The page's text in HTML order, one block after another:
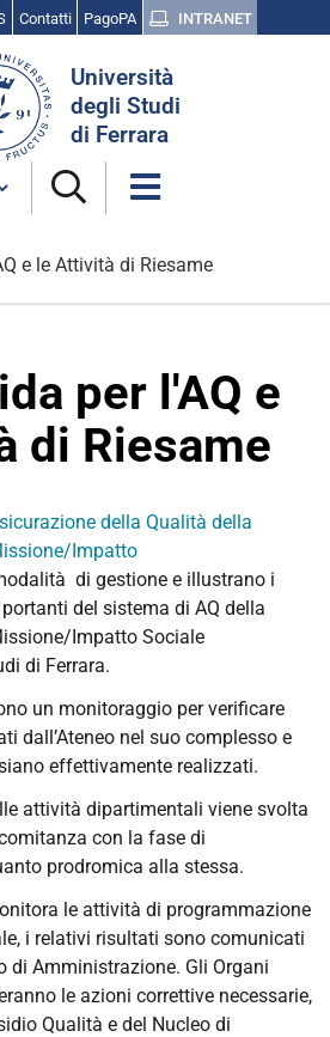
Contatti PagoPA INTRANET
Università
degli Studi
di Ferrara
lingua
della Terza Missione
e le Attività di Riesame
per l'AQ e
di Riesame
della Qualità della
Impatto
di gestione e illustrano i
del sistema di AQ della
Impatto Sociale
di Ferrara.
un monitoraggio per verificare
dall’Ateneo nel suo complesso e
effettivamente realizzati.
attività dipartimentali viene svolta
con la fase di
prodromica alla stessa.
le attività di programmazione
i relativi risultati sono comunicati
di Amministrazione. Gli Organi
le azioni correttive necessarie,
Qualità e del Nucleo di